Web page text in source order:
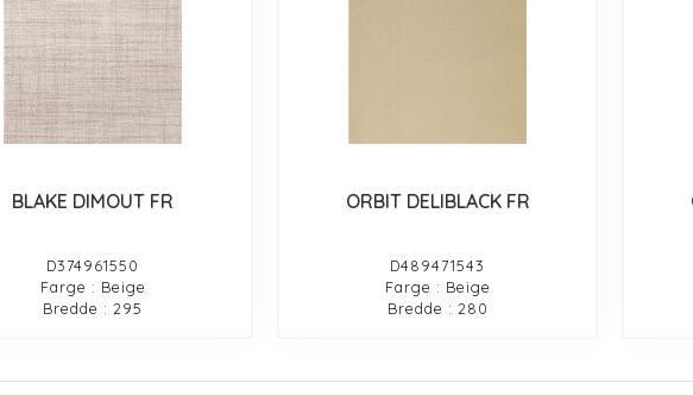
BLAKE DIMOUT FR
D374961550
Farge : Beige
Bredde : 295
ORBIT DELIBLACK FR
D489471543
Farge : Beige
Bredde : 280